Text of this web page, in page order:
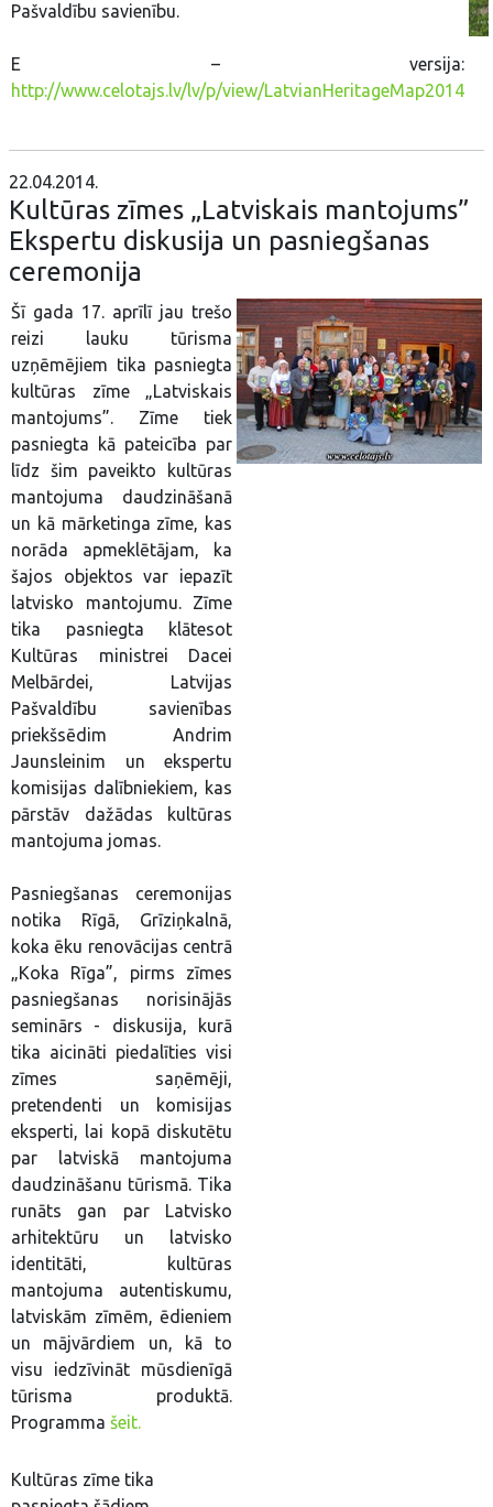
Pašvaldību savienību.
E – versija:
http://www.celotajs.lv/lv/p/view/LatvianHeritageMap2014
22.04.2014.
Kultūras zīmes „Latviskais mantojums”
Ekspertu diskusija un pasniegšanas
ceremonija
Šī gada 17. aprīlī jau trešo
reizi lauku tūrisma
uzņēmējiem tika pasniegta
kultūras zīme „Latviskais
mantojums”. Zīme tiek
pasniegta kā pateicība par
līdz šim paveikto kultūras
mantojuma daudzināšanā
un kā mārketinga zīme, kas
norāda apmeklētājam, ka
šajos objektos var iepazīt
latvisko mantojumu. Zīme
tika pasniegta klātesot
Kultūras ministrei Dacei
Melbārdei, Latvijas
Pašvaldību savienības
priekšsēdim Andrim
Jaunsleinim un ekspertu
komisijas dalībniekiem, kas
pārstāv dažādas kultūras
mantojuma jomas.
Pasniegšanas ceremonijas
notika Rīgā, Grīziņkalnā,
koka ēku renovācijas centrā
„Koka Rīga”, pirms zīmes
pasniegšanas norisinājās
seminārs - diskusija, kurā
tika aicināti piedalīties visi
zīmes saņēmēji,
pretendenti un komisijas
eksperti, lai kopā diskutētu
par latviskā mantojuma
daudzināšanu tūrismā. Tika
runāts gan par Latvisko
arhitektūru un latvisko
identitāti, kultūras
mantojuma autentiskumu,
latviskām zīmēm, ēdieniem
un mājvārdiem un, kā to
visu iedzīvināt mūsdienīgā
tūrisma produktā.
Programma šeit.
Kultūras zīme tika